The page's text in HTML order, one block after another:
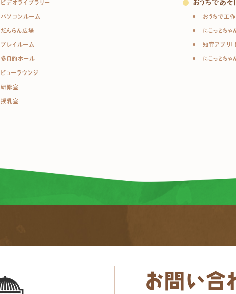
ビデオライブラリー
パソコンルーム
だんらん広場
プレイルーム
多目的ホール
ビューラウンジ
研修室
授乳室
おうちであそ
おうちで工作
にこっとちゃ
知育アプリ「
にこっとち
お問い合